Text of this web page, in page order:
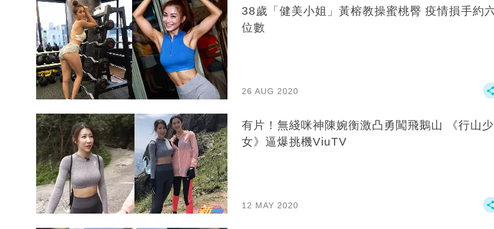
38歲「健美小姐」黃榕教操蜜桃臀 疫情損手約六
位數
26 AUG 2020
有片！無綫咪神陳婉衡激凸勇闖飛鵝山 《行山少
女》逼爆挑機ViuTV
12 MAY 2020